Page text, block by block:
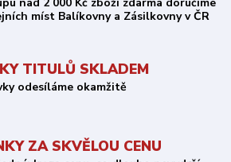
míst Balíkovny a Zásilkovny v ČR
TITULŮ SKLADEM
odesíláme okamžitě
ZA SKVĚLOU CENU